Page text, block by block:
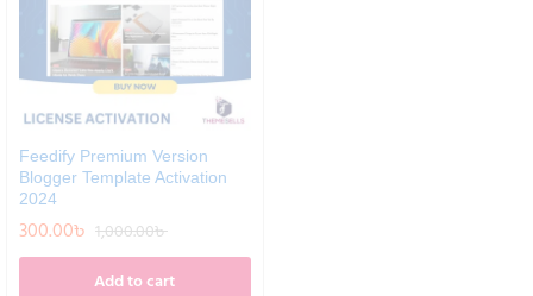
Feedify Premium Version
Blogger Template Activation
2024
300.00৳ 1,000.00৳
Add to cart